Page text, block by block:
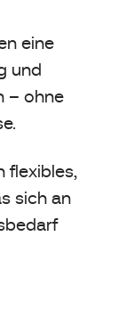
eine
und
– ohne
flexibles,
sich an